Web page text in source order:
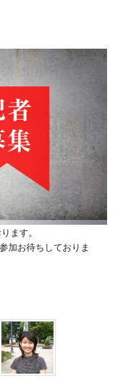
ます。
加お待ちしておりま